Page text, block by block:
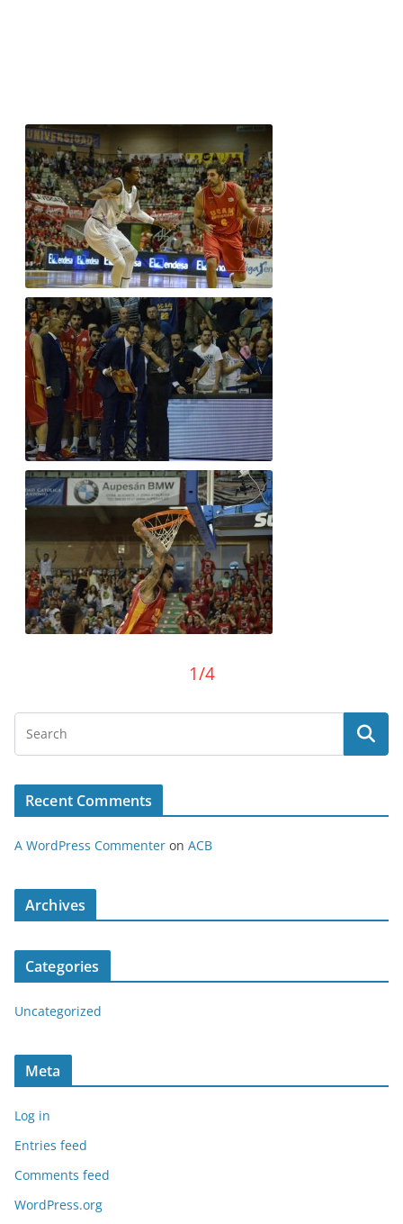
1/4
Recent Comments
A WordPress Commenter on ACB
Archives
Categories
Uncategorized
Meta
Log in
Entries feed
Comments feed
WordPress.org